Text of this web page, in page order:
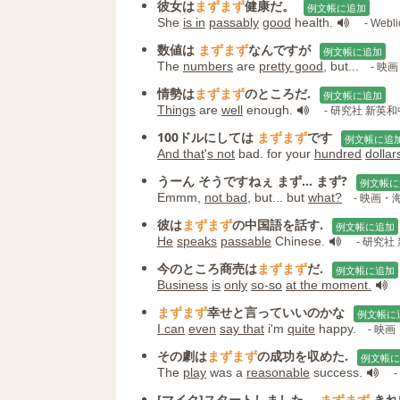
彼女はまずまず健康だ。 例文帳に追加
She is in passably good health. -
数値は まずまずなんですが 例文帳に追加
The numbers are pretty good , but... - 映
情勢はまずまずのところだ. 例文帳に追加
Things are well enough. - 研究社 新英和
100ドルにしては まずまずです 例文帳に追
And that's not bad. for your hundred
うーん そうですねぇ まず... まず? 例文帳
Emmm, not bad , but... but what? - 映画・
彼はまずまずの中国語を話す. 例文帳に追加
He speaks passable Chinese. - 研究社
今のところ商売はまずまずだ. 例文帳に追加
Business is only so‐so at the moment.
まずまず幸せと言っていいのかな 例文帳に
I can even say that i'm quite happy. - 映画
その劇はまずまずの成功を収めた. 例文帳
The play was a reasonable success. -